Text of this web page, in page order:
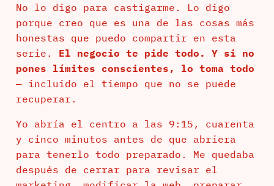
No lo digo para castigarme. Lo digo
porque creo que es una de las cosas más
honestas que puedo compartir en esta
serie. El negocio te pide todo. Y si no
pones límites conscientes, lo toma todo
— incluido el tiempo que no se puede
recuperar.
Yo abría el centro a las 9:15, cuarenta
y cinco minutos antes de que abriera
para tenerlo todo preparado. Me quedaba
después de cerrar para revisar el